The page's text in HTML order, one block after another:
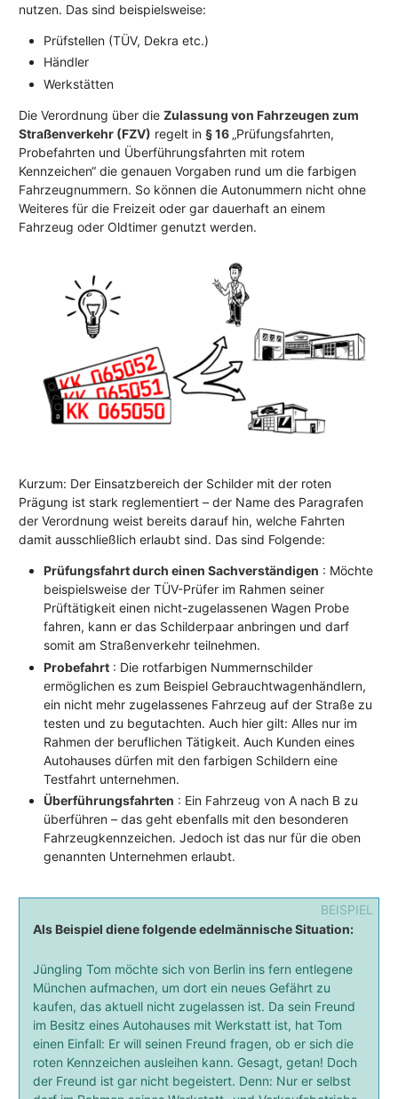
nutzen. Das sind beispielsweise:
Prüfstellen (TÜV, Dekra etc.)
Händler
Werkstätten
Die Verordnung über die Zulassung von Fahrzeugen zum
Straßenverkehr (FZV) regelt in § 16 „Prüfungsfahrten,
Probefahrten und Überführungsfahrten mit rotem
Kennzeichen“ die genauen Vorgaben rund um die farbigen
Fahrzeugnummern. So können die Autonummern nicht ohne
Weiteres für die Freizeit oder gar dauerhaft an einem
Fahrzeug oder Oldtimer genutzt werden.
Kurzum: Der Einsatzbereich der Schilder mit der roten
Prägung ist stark reglementiert – der Name des Paragrafen
der Verordnung weist bereits darauf hin, welche Fahrten
damit ausschließlich erlaubt sind. Das sind Folgende:
Prüfungsfahrt durch einen Sachverständigen : Möchte
beispielsweise der TÜV-Prüfer im Rahmen seiner
Prüftätigkeit einen nicht-zugelassenen Wagen Probe
fahren, kann er das Schilderpaar anbringen und darf
somit am Straßenverkehr teilnehmen.
Probefahrt : Die rotfarbigen Nummernschilder
ermöglichen es zum Beispiel Gebrauchtwagenhändlern,
ein nicht mehr zugelassenes Fahrzeug auf der Straße zu
testen und zu begutachten. Auch hier gilt: Alles nur im
Rahmen der beruflichen Tätigkeit. Auch Kunden eines
Autohauses dürfen mit den farbigen Schildern eine
Testfahrt unternehmen.
Überführungsfahrten : Ein Fahrzeug von A nach B zu
überführen – das geht ebenfalls mit den besonderen
Fahrzeugkennzeichen. Jedoch ist das nur für die oben
genannten Unternehmen erlaubt.
Als Beispiel diene folgende edelmännische Situation:
Jüngling Tom möchte sich von Berlin ins fern entlegene
München aufmachen, um dort ein neues Gefährt zu
kaufen, das aktuell nicht zugelassen ist. Da sein Freund
im Besitz eines Autohauses mit Werkstatt ist, hat Tom
einen Einfall: Er will seinen Freund fragen, ob er sich die
roten Kennzeichen ausleihen kann. Gesagt, getan! Doch
der Freund ist gar nicht begeistert. Denn: Nur er selbst